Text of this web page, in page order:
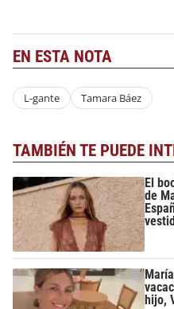
EN ESTA NOTA
L-gante Tamara Báez
TAMBIÉN TE PUEDE
El
de
hijo,